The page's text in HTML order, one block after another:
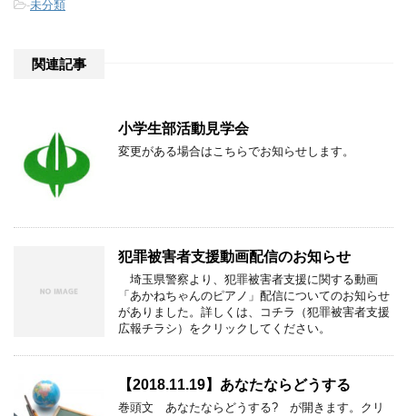
-未分類
関連記事
小学生部活動見学会
変更がある場合はこちらでお知らせします。
犯罪被害者支援動画配信のお知らせ
埼玉県警察より、犯罪被害者支援に関する動画
「あかねちゃんのピアノ」配信についてのお知らせ
がありました。詳しくは、コチラ（犯罪被害者支援
広報チラシ）をクリックしてください。
【2018.11.19】あなたならどうする
巻頭文 あなたならどうする? が開きます。クリ